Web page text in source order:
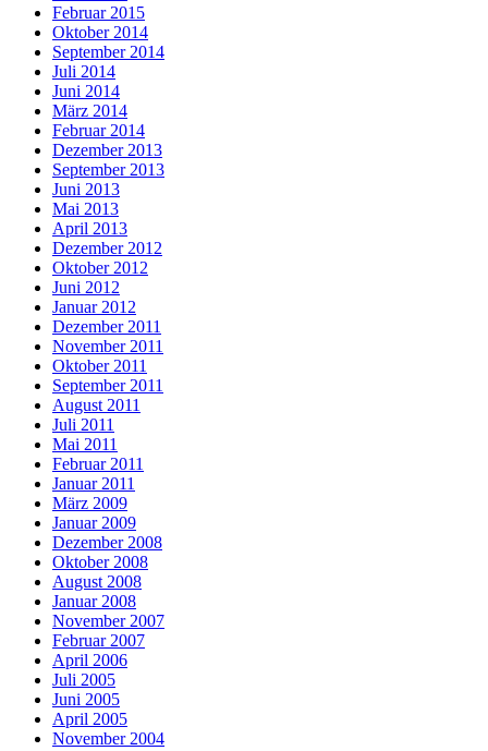
Februar 2015
Oktober 2014
September 2014
Juli 2014
Juni 2014
März 2014
Februar 2014
Dezember 2013
September 2013
Juni 2013
Mai 2013
April 2013
Dezember 2012
Oktober 2012
Juni 2012
Januar 2012
Dezember 2011
November 2011
Oktober 2011
September 2011
August 2011
Juli 2011
Mai 2011
Februar 2011
Januar 2011
März 2009
Januar 2009
Dezember 2008
Oktober 2008
August 2008
Januar 2008
November 2007
Februar 2007
April 2006
Juli 2005
Juni 2005
April 2005
November 2004